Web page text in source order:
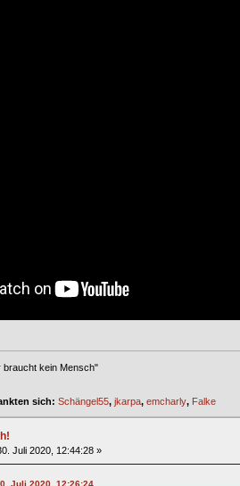
braucht kein Mensch"
sich: Schängel55, jkarpa, emcharly, Falke
Juli 2020, 12:44:28 »
Juli 2020, 12:26:24